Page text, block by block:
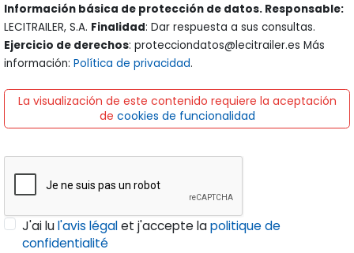
Información básica de protección de datos. Responsable:
LECITRAILER, S.A. Finalidad: Dar respuesta a sus consultas.
Ejercicio de derechos: protecciondatos@lecitrailer.es Más
información: Política de privacidad.
La visualización de este contenido requiere la aceptación
de cookies de funcionalidad
J'ai lul'avis légalet j'accepte lapolitique de
confidentialité